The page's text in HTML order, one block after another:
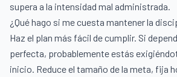
supera a la intensidad mal administrada.
¿Qué hago si me cuesta mantener la
Haz el plan más fácil de cumplir. Si
perfecta, probablemente estás
inicio. Reduce el tamaño de la meta, fija